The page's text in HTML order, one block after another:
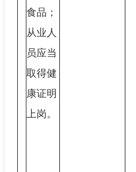
食品；
从业人
员应当
取得健
康证明
上岗。